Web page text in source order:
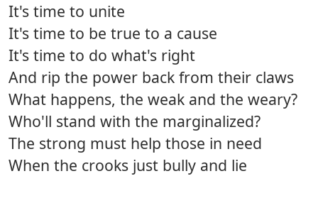
It's time to unite
It's time to be true to a cause
It's time to do what's right
And rip the power back from their claws
What happens, the weak and the weary?
Who'll stand with the marginalized?
The strong must help those in need
When the crooks just bully and lie